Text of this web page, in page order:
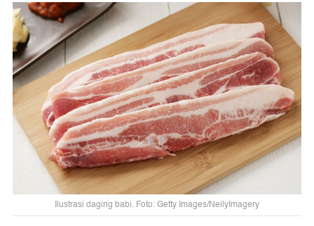
Ilustrasi daging babi. Foto: Getty Images/NeilyImagery